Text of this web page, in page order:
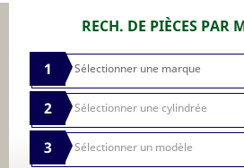
RECH. DE PIÈCES PAR
1
2
3